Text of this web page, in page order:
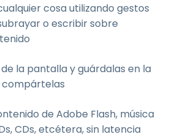
cosa utilizando gestos
o escribir sobre
la pantalla y guárdalas en la
compártelas
de Adobe Flash, música
CDs, etcétera, sin latencia